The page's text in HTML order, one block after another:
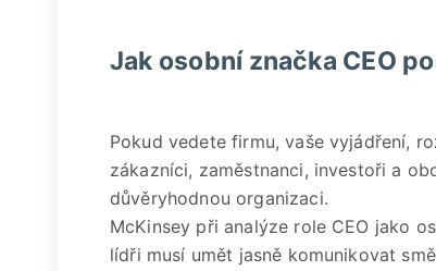
Jak osobní značka CEO
Pokud vedete firmu, vaše vyjádření,
zákazníci, zaměstnanci, investoři a
důvěryhodnou organizaci.
McKinsey při analýze role CEO jako
lídři musí umět jasně komunikovat